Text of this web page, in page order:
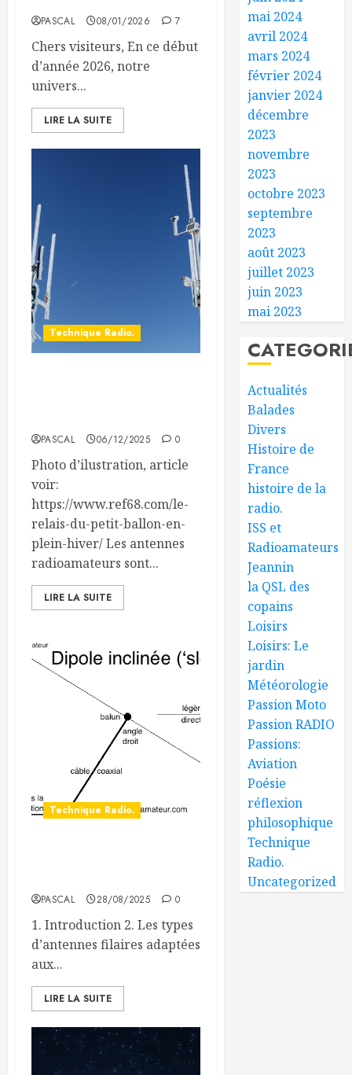
PASCAL 08/01/2026 7
Chers visiteurs, En ce début
d’année 2026, notre
univers...
LIRE LA SUITE
Technique Radio.
PASCAL 06/12/2025 0
Photo d’ilustration, article
voir:
https://www.ref68.com/le-
relais-du-petit-ballon-en-
plein-hiver/ Les antennes
radioamateurs sont...
LIRE LA SUITE
Technique Radio.
PASCAL 28/08/2025 0
1. Introduction 2. Les types
d’antennes filaires adaptées
aux...
LIRE LA SUITE
mai 2024
avril 2024
mars 2024
février 2024
janvier 2024
décembre
2023
novembre
2023
octobre 2023
septembre
2023
août 2023
juillet 2023
juin 2023
mai 2023
Actualités
Balades
Divers
Histoire de
France
histoire de la
radio.
ISS et
Radioamateurs
Jeannin
la QSL des
copains
Loisirs
Loisirs: Le
jardin
Météorologie
Passion Moto
Passion RADIO
Passions:
Aviation
Poésie
réflexion
philosophique
Technique
Radio.
Uncategorized